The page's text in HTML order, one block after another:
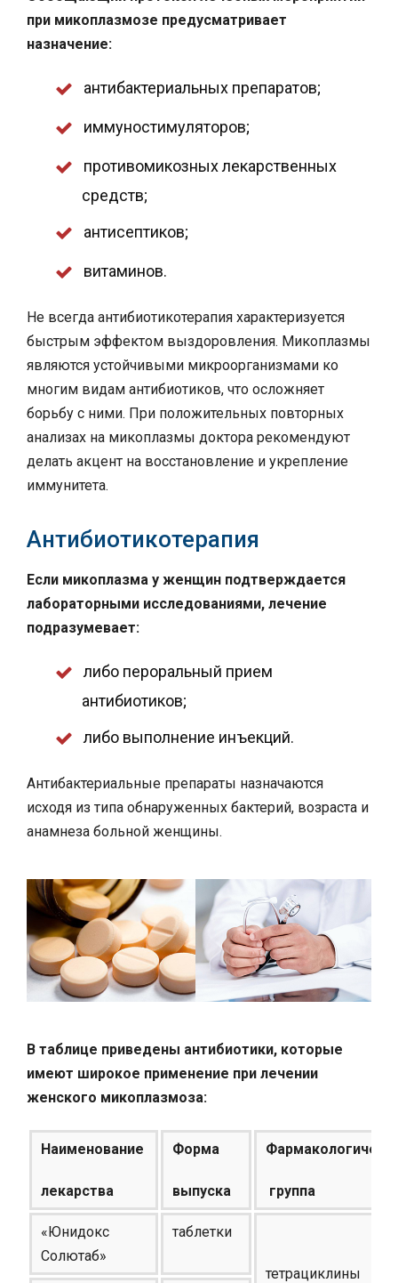
при микоплазмозе предусматривает
назначение:
антибактериальных препаратов;
иммуностимуляторов;
противомикозных лекарственных
средств;
антисептиков;
витаминов.
Не всегда антибиотикотерапия характеризуется
быстрым эффектом выздоровления. Микоплазмы
являются устойчивыми микроорганизмами ко
многим видам антибиотиков, что осложняет
борьбу с ними. При положительных повторных
анализах на микоплазмы доктора рекомендуют
делать акцент на восстановление и укрепление
иммунитета.
Антибиотикотерапия
Если микоплазма у женщин подтверждается
лабораторными исследованиями, лечение
подразумевает:
либо пероральный прием
антибиотиков;
либо выполнение инъекций.
Антибактериальные препараты назначаются
исходя из типа обнаруженных бактерий, возраста и
анамнеза больной женщины.
В таблице приведены антибиотики, которые
имеют широкое применение при лечении
женского микоплазмоза:
Наименование
лекарства
Форма
выпуска группа
«Юнидокс
Солютаб»
таблетки
тетрациклины